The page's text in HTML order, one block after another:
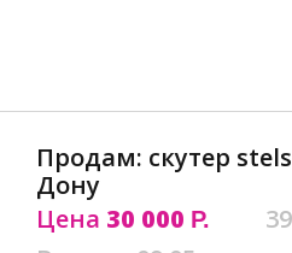
Продам: скутер
Дону
Цена 30 000 Р.